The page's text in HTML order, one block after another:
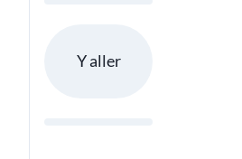
Y aller